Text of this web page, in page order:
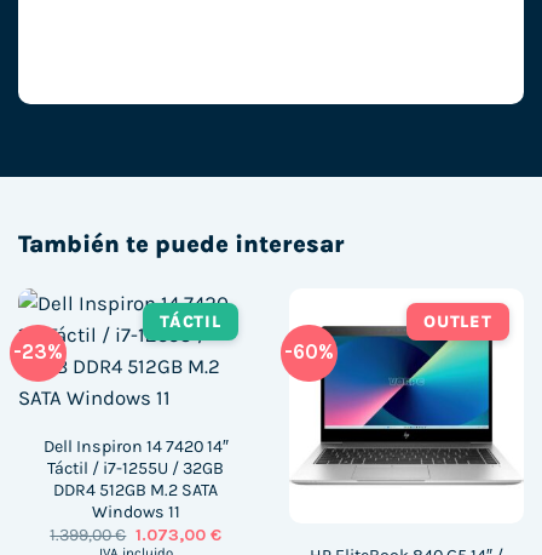
También te puede interesar
-23%
TÁCTIL
Dell Inspiron 14 7420 14″
Táctil / i7-1255U / 32GB
DDR4 512GB M.2 SATA
Windows 11
1.399,00€ El
1.073,00 €El
-60%
OUTLET